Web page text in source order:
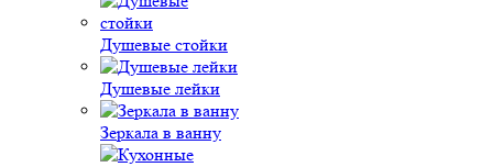
Душевые стойки
Душевые лейки
Зеркала в ванну